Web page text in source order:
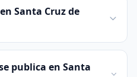
Santa Cruz de
publica en Santa